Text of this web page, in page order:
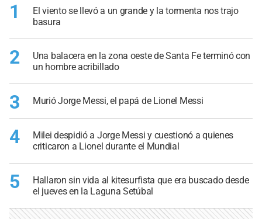
1
El viento se llevó a un grande y la tormenta nos trajo
basura
2
Una balacera en la zona oeste de Santa Fe terminó con
un hombre acribillado
3 Murió Jorge Messi, el papá de Lionel Messi
4
Milei despidió a Jorge Messi y cuestionó a quienes
criticaron a Lionel durante el Mundial
5
Hallaron sin vida al kitesurfista que era buscado desde
el jueves en la Laguna Setúbal